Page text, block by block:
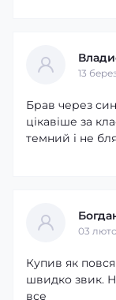
13
Брав через
цікавіше за
темний і не
03
Купив як
швидко звик.
все